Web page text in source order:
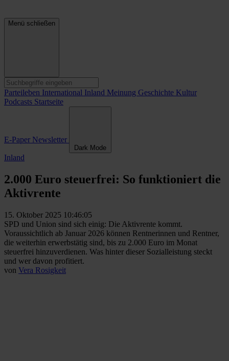
Menü schließen
Parteileben International Inland Meinung Geschichte Kultur
Podcasts Startseite
E-Paper Newsletter
Dark Mode
Inland
2.000 Euro steuerfrei: So funktioniert die
Aktivrente
15. Oktober 2025 10:46:05
SPD und Union sind sich einig: Die Aktivrente kommt.
Voraussichtlich ab Januar 2026 können Rentnerinnen und Rentner,
die weiterhin erwerbstätig sind, bis zu 2.000 Euro im Monat
steuerfrei hinzuverdienen. Was hinter dieser Sozialleistung steckt
und wer davon profitiert.
von Vera Rosigkeit